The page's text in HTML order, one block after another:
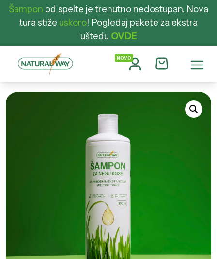
Šampon od spelte je trenutno nedostupan. Nova
tura stiže uskoro! Pogledaj pakete za ekstra
uštedu OVDE